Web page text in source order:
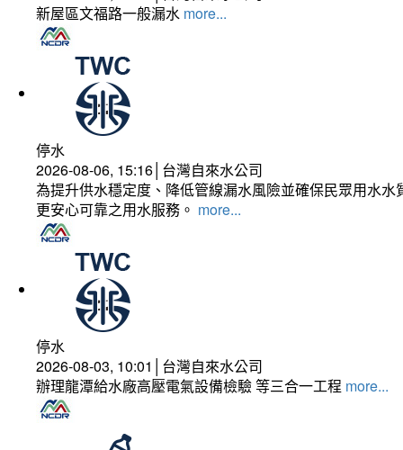
新屋區文福路一般漏水 more...
停水
2026-08-06, 15:16│台灣自來水公司
為提升供水穩定度、降低管線漏水風險並確保民眾用水
更安心可靠之用水服務。 more...
停水
2026-08-03, 10:01│台灣自來水公司
辦理龍潭給水廠高壓電氣設備檢驗 等三合一工程 more...